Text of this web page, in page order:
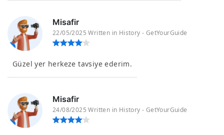
Misafir
22/05/2025 Written in History - GetYourGuide
Güzel yer herkeze tavsiye ederim.
Misafir
24/08/2025 Written in History - GetYourGuide